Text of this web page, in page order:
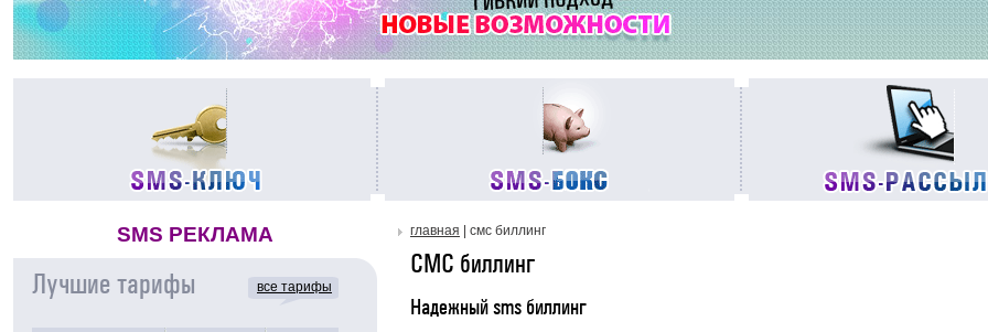
SMS РЕКЛАМА
все тарифы
Лучшие тарифы
главная | смс биллинг
СМС биллинг
Надежный sms биллинг